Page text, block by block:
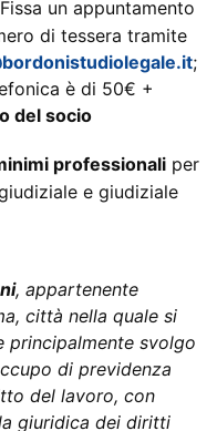
un appuntamento
di tessera tramite
;
è di 50€ +
del socio
professionali per
e giudiziale
, appartenente
città nella quale si
principalmente svolgo
di previdenza
del lavoro, con
giuridica dei diritti